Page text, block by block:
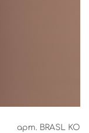
арт. BRASL KO